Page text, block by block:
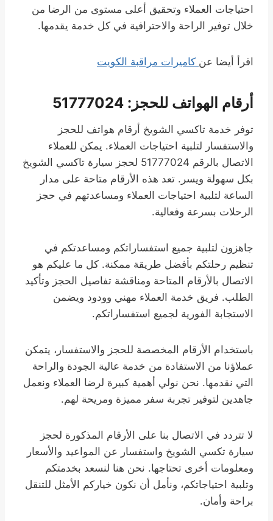
احتياجات العملاء وتحقيق أعلى مستوى من الرضا من
خلال توفير الراحة والاحترافية في كل خدمة يقدمها.
اقرأ أيضا عن كاميرات مراقبة الكويت
أرقام الهواتف للحجز: 51777024
توفر خدمة تاكسي الشويخ أرقام هواتف للحجز
والاستفسار لتلبية احتياجات العملاء. يمكن للعملاء
الاتصال بالرقم 51777024 لحجز سيارة تاكسي الشويخ
بكل سهولة ويسر. تعد هذه الأرقام متاحة على مدار
الساعة لتلبية احتياجات العملاء ومساعدتهم في حجز
الرحلات بسرعة وفعالية.
جاهزون لتلبية جميع استفساراتكم ومساعدتكم في
تنظيم رحلتكم بأفضل طريقة ممكنة. كل ما عليكم هو
الاتصال بالأرقام المتاحة ومناقشة تفاصيل الحجز وتأكيد
الطلب. فريق خدمة العملاء مهني وودود ويضمن
الاستجابة الفورية لجميع استفساراتكم.
باستخدام الأرقام المخصصة للحجز والاستفسار، يتمكن
عملاؤنا من الاستفادة من خدمة عالية الجودة والراحة
التي نقدمها. نحن نولي أهمية كبيرة لرضا العملاء ونعمل
جاهدين لتوفير تجربة سفر مميزة ومريحة لهم.
لا تتردد في الاتصال بنا على الأرقام المذكورة لحجز
سيارة تكسي الشويخ واستفسار عن المواعيد والأسعار
ومعلومات أخرى تحتاجها. نحن هنا لنسعد بخدمتكم
وتلبية احتياجاتكم، ونأمل أن نكون خياركم الأمثل للتنقل
براحة وأمان.